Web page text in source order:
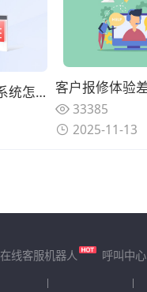
客服工单与派单系统怎么搭配最有效？怎么用客服工单系统追踪进度、自动通知？
33385
2025-11-13
在线客服机器人 呼叫中心